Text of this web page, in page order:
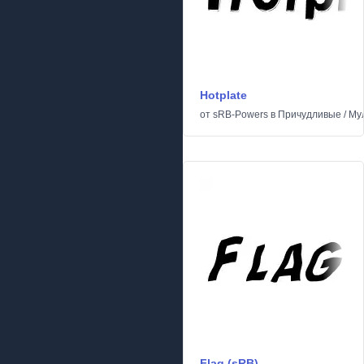
Hotplate
от sRB-Powers в Причудливые /